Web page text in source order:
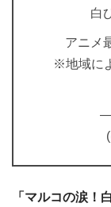
白
アニメ
※地域に
—
「マルコの涙！